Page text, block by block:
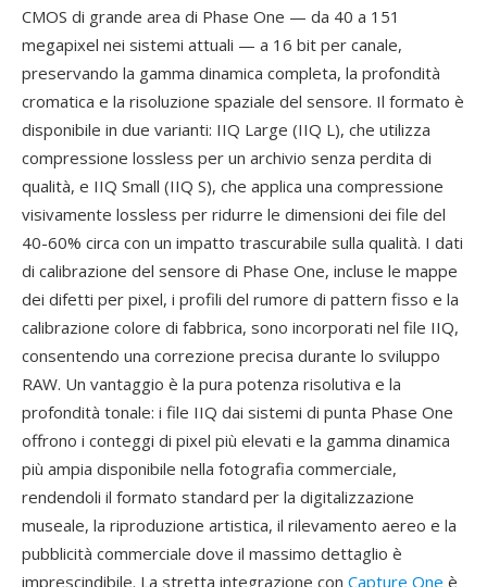
CMOS di grande area di Phase One — da 40 a 151
megapixel nei sistemi attuali — a 16 bit per canale,
preservando la gamma dinamica completa, la profondità
cromatica e la risoluzione spaziale del sensore. Il formato è
disponibile in due varianti: IIQ Large (IIQ L), che utilizza
compressione lossless per un archivio senza perdita di
qualità, e IIQ Small (IIQ S), che applica una compressione
visivamente lossless per ridurre le dimensioni dei file del
40-60% circa con un impatto trascurabile sulla qualità. I dati
di calibrazione del sensore di Phase One, incluse le mappe
dei difetti per pixel, i profili del rumore di pattern fisso e la
calibrazione colore di fabbrica, sono incorporati nel file IIQ,
consentendo una correzione precisa durante lo sviluppo
RAW. Un vantaggio è la pura potenza risolutiva e la
profondità tonale: i file IIQ dai sistemi di punta Phase One
offrono i conteggi di pixel più elevati e la gamma dinamica
più ampia disponibile nella fotografia commerciale,
rendendoli il formato standard per la digitalizzazione
museale, la riproduzione artistica, il rilevamento aereo e la
pubblicità commerciale dove il massimo dettaglio è
imprescindibile. La stretta integrazione con Capture One è